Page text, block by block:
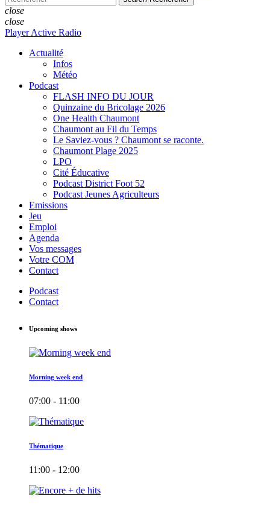
close
close
Player Active Radio
Actualité
Infos
Météo
Podcast
FLASH INFO DU JOUR
Quinzaine du Bricolage 2026
One Health Chaumont
Chaumont au Fil du Temps
Le Saviez-vous ? Chaumont se raconte.
Chaumont Plage 2025
LPO
Cité Éducative
Podcast District Foot 52
Podcast Jeunes Agriculteurs
Emissions
Jeu
Emploi
Agenda
Vos messages
Votre COM
Contact
Podcast
Contact
Upcoming shows
Morning week end
07:00 - 11:00
Thématique
11:00 - 12:00